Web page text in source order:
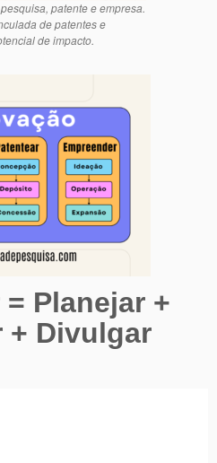
patente e empresa.
de patentes e
de impacto.
Planejar +
+ Divulgar